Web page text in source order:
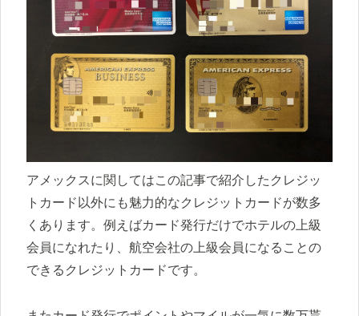
アメックスに関してはこの記事で紹介したクレジッ
トカード以外にも魅力的なクレジットカードが数多
くあります。例えばカード発行だけでホテルの上級
会員になれたり、航空会社の上級会員になることの
できるクレジットカードです。